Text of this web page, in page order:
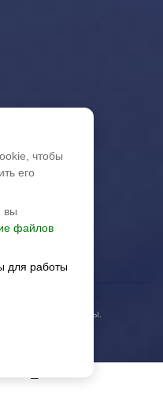
Все права защищены.
чтобы
его
вы
файлов
для работы